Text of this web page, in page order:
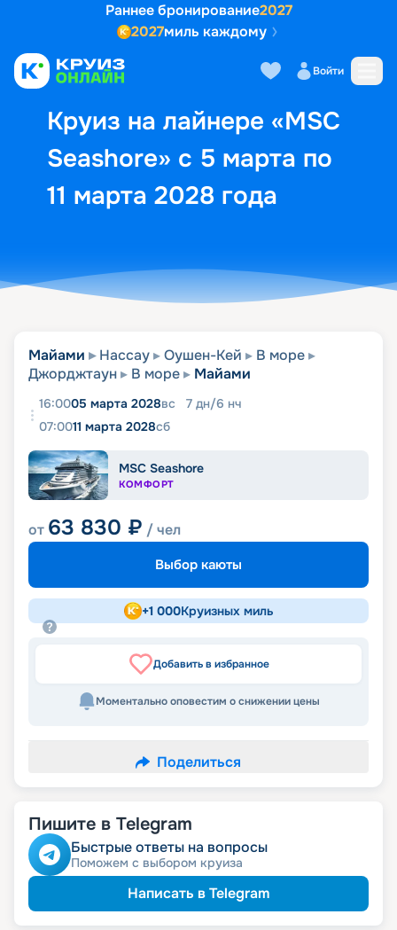
Раннее бронирование2027
2027миль каждому
Войти
Круиз на лайнере «MSC
Seashore» с 5 марта по
11 марта 2028 года
Выбор кают Маршрут и
Майами Нассау Оушен-Кей
В море
Джорджтаун
В море Майами
16:0005 марта 2028вс 7 дн/6 нч
07:0011 марта 2028сб
MSC Seashore
КОМФОРТ
от 63 830 ₽ / чел
Выбор каюты
+1 000Круизных миль
Добавить в избранное
Моментально оповестим о снижении цены
Поделиться
Пишите в Telegram
Быстрые ответы на вопросы
Поможем с выбором круиза
Написать в Telegram